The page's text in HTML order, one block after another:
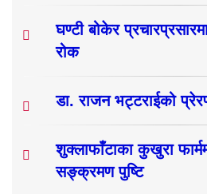
घण्टी बोकेर
रोक
डा. राजन भट्टराईको
शुक्लाफाँटाका कुखुरा
सङ्क्रमण पुष्टि